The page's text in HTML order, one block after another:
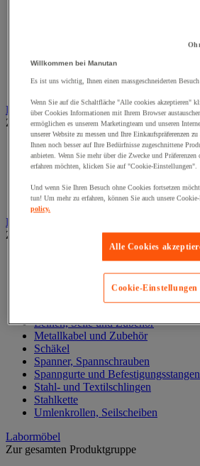
Traverse
Zylinder
Hubwagen
Zur gesamten Produktgruppe
Elektrischer Gabelstapler
Hub-Gabelstapler
Hubwagen mit Waage
Manueller Hubwagen
Scherengabelhubwagen und
Ketten und Schlingen zum Heben
Zur gesamten Produktgruppe
Gummispanner
Hebeösen und Hubringe
Karabinerhaken, Kettenglieder, Haken
Leinen, Seile und Zubehör
Metallkabel und Zubehör
Schäkel
Spanner, Spannschrauben
Spanngurte und Befestigungsstangen
Stahl- und Textilschlingen
Stahlkette
Umlenkrollen, Seilscheiben
Labormöbel
Zur gesamten Produktgruppe
Willkommen bei Manutan
Es ist uns wichtig, Ihnen einen massgeschneiderten
Wenn Sie auf die Schaltfläche "Alle cookies akzeptieren"
über Cookies Informationen mit Ihrem Browser
ermöglichen es unserem Marketingteam und unseren
unserer Website zu messen und Ihre Einkaufspräferenzen
Ihnen noch besser auf Ihre Bedürfnisse zugeschnittene
anbieten. Wenn Sie mehr über die Zwecke und
erfahren möchten, klicken Sie auf "Cookie-Einstellungen".
Und wenn Sie Ihren Besuch ohne Cookies fortsetzen
tun! Um mehr zu erfahren, können Sie auch unsere
policy.
Alle Cookies
Cookie-Einstellungen